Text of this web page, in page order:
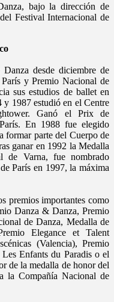
bajo la dirección de
Festival Internacional de
desde diciembre de
y Premio Nacional de
sus estudios de ballet en
1987 estudió en el Centre
Ganó el Prix de
En 1988 fue elegido
formar parte del Cuerpo de
ganar en 1992 la Medalla
de Varna, fue nombrado
París en 1997, la máxima
premios importantes como
Danza & Danza, Premio
de Danza, Medalla de
Elegance et Talent
(Valencia), Premio
Enfants du Paradis o el
de la medalla de honor del
la Compañía Nacional de